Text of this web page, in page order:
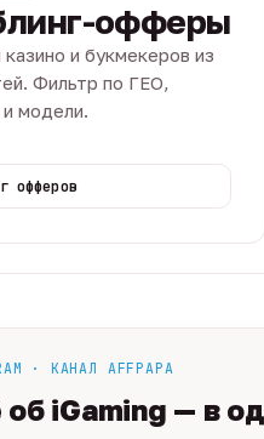
офферы
и букмекеров из
Фильтр по ГЕО,
модели.
офферов
· КАНАЛ AFFPAPA
об iGaming — в